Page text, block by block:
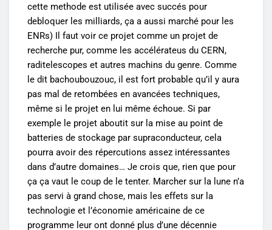
cette methode est utilisée avec succés pour
debloquer les milliards, ça a aussi marché pour les
ENRs) Il faut voir ce projet comme un projet de
recherche pur, comme les accélérateus du CERN,
raditelescopes et autres machins du genre. Comme
le dit bachoubouzouc, il est fort probable qu’il y aura
pas mal de retombées en avancées techniques,
même si le projet en lui même échoue. Si par
exemple le projet aboutit sur la mise au point de
batteries de stockage par supraconducteur, cela
pourra avoir des répercutions assez intéressantes
dans d’autre domaines… Je crois que, rien que pour
ça ça vaut le coup de le tenter. Marcher sur la lune n’a
pas servi à grand chose, mais les effets sur la
technologie et l’économie américaine de ce
programme leur ont donné plus d’une décennie